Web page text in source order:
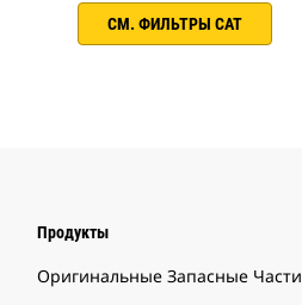
СМ. ФИЛЬТРЫ CAT
Продукты
Оригинальные Запасные Части